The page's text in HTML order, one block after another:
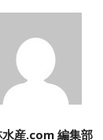
水産.com 編集部